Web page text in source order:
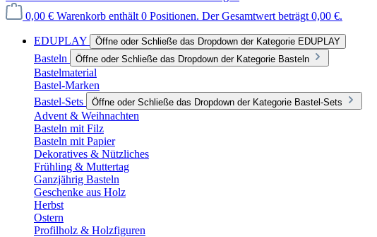
0,00 € Warenkorb enthält 0 Positionen. Der Gesamtwert beträgt 0,00 €.
EDUPLAY Öffne oder Schließe das Dropdown der Kategorie EDUPLAY
Basteln Öffne oder Schließe das Dropdown der Kategorie Basteln
Bastelmaterial
Bastel-Marken
Bastel-Sets
Öffne oder Schließe das Dropdown der Kategorie Bastel-Sets
Advent & Weihnachten
Basteln mit Filz
Basteln mit Papier
Dekoratives & Nützliches
Frühling & Muttertag
Ganzjährig Basteln
Geschenke aus Holz
Herbst
Ostern
Profilholz & Holzfiguren